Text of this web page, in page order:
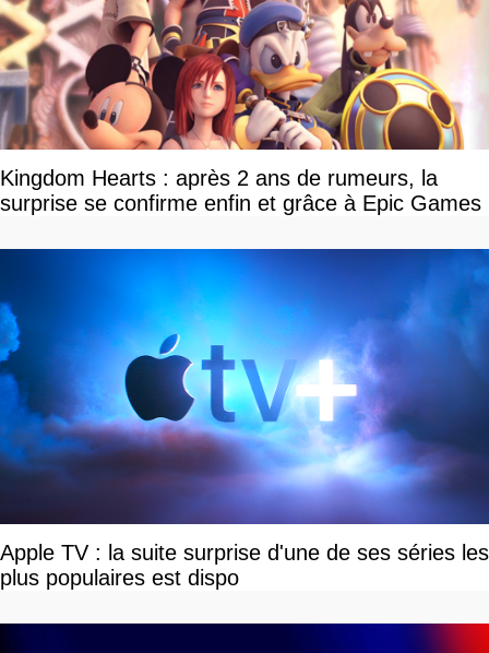
Kingdom Hearts : après 2 ans de rumeurs, la
surprise se confirme enfin et grâce à Epic Games
Apple TV : la suite surprise d'une de ses séries les
plus populaires est dispo